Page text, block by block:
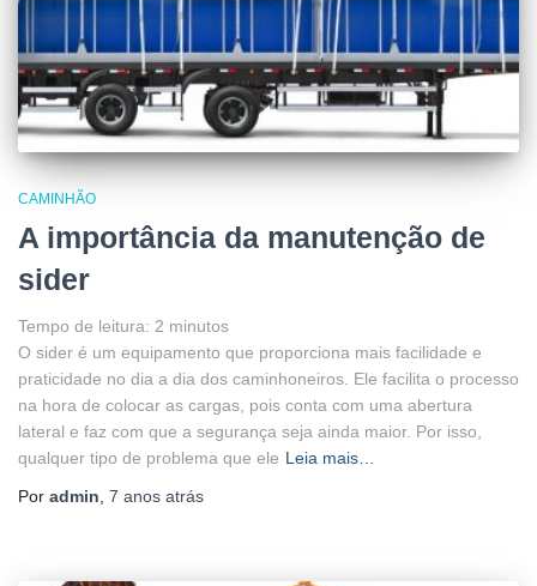
CAMINHÃO
A importância da manutenção de
sider
Tempo de leitura: 2 minutos
O sider é um equipamento que proporciona mais facilidade e
praticidade no dia a dia dos caminhoneiros. Ele facilita o processo
na hora de colocar as cargas, pois conta com uma abertura
lateral e faz com que a segurança seja ainda maior. Por isso,
qualquer tipo de problema que ele Leia mais…
Por admin, 7 anos atrás